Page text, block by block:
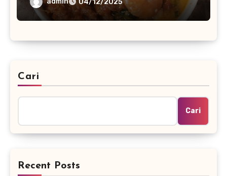
04/12/2025
Cari
Cari
Recent Posts